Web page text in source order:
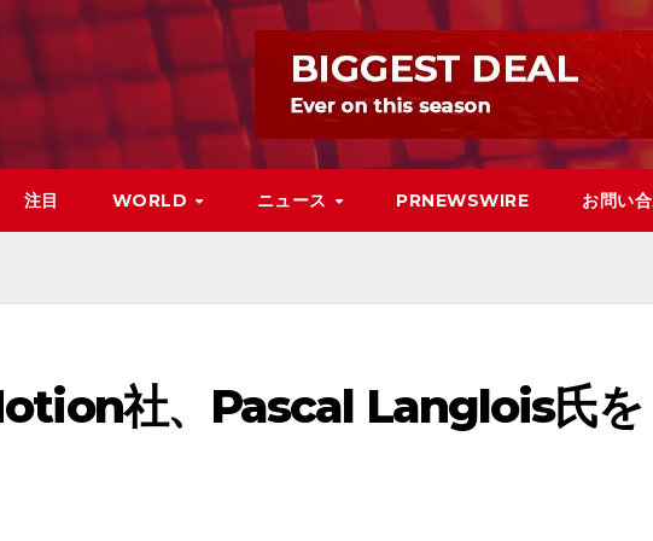
注目 WORLD ニュース PRNEWSWIRE お問い
社、Pascal Langlois氏を